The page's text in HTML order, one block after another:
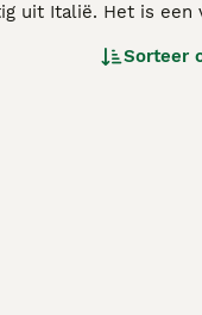
uit Italië. Het is een
Sorteer